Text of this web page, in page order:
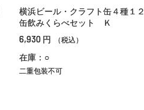
横浜ビール・クラフト缶４種１２
缶飲みくらべセット Ｋ
6,930 円 （税込）
在庫：○
二重包装不可